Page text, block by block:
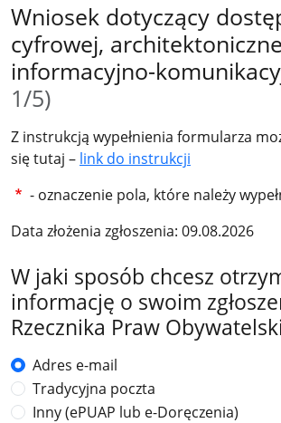
Wniosek dotyczący
cyfrowej,
informacyjno-
1/5)
Z instrukcją wypełnienia formularza
się tutaj – link do instrukcji
- oznaczenie pola, które należy
Data złożenia zgłoszenia: 09.08.2026
W jaki sposób chcesz
informację o swoim
Rzecznika Praw
Adres e-mail
Tradycyjna poczta
Inny (ePUAP lub e-Doręczenia)